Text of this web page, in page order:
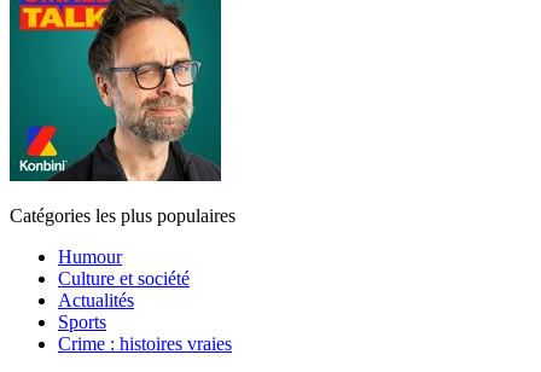
Catégories les plus populaires
Humour
Culture et société
Actualités
Sports
Crime : histoires vraies